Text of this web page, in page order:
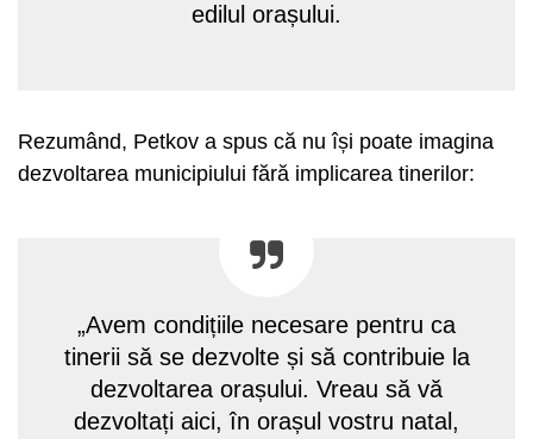
edilul orașului.
Rezumând, Petkov a spus că nu își poate imagina
dezvoltarea municipiului fără implicarea tinerilor:
„Avem condițiile necesare pentru ca
tinerii să se dezvolte și să contribuie la
dezvoltarea orașului. Vreau să vă
dezvoltați aici, în orașul vostru natal,